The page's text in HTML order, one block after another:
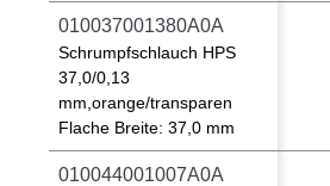
010037001380A0A
Schrumpfschlauch HPS
37,0/0,13
mm,orange/transparen
Flache Breite: 37,0 mm
010044001007A0A